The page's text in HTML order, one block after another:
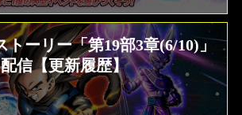
配信【更新履歴】